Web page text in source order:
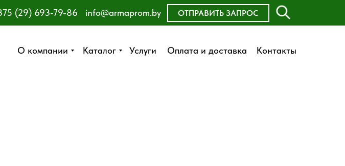
О компании Каталог Услуги Оплата и доставка Контакты
(29) 693-79-86 ОТПРАВИТЬ ЗАПРОС
info@armaprom.by
О компании Каталог Услуги Оплата и доставка Контакты
ОСТАВИТЬ ЗАЯВКУ
ЗАКАЗАТЬ ЗВОНОК